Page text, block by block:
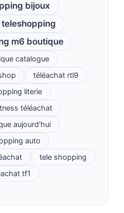
bijoux
m6 boutique
catalogue
téléachat rtl9
literie
téléachat
aujourd'hui
auto
tele shopping
tf1